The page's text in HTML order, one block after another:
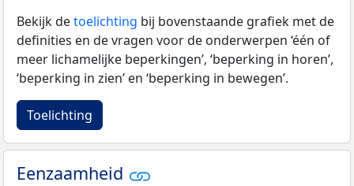
Bekijk detoelichting bij bovenstaande grafiek met de
definities en de vragen voor de onderwerpen ‘één of
meer lichamelijke beperkingen’, ‘beperking in horen’,
‘beperking in zien’ en ‘beperking in bewegen’.
Toelichting
Eenzaamheid